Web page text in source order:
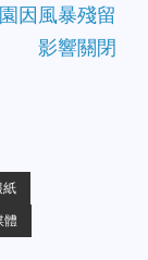
因風暴殘留
影響關閉
紙
體